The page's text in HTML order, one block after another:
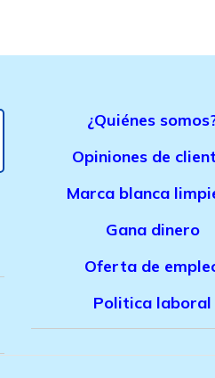
¿Quiénes
Opiniones de
Marca blanca
Gana dinero
Oferta de
Politica laboral